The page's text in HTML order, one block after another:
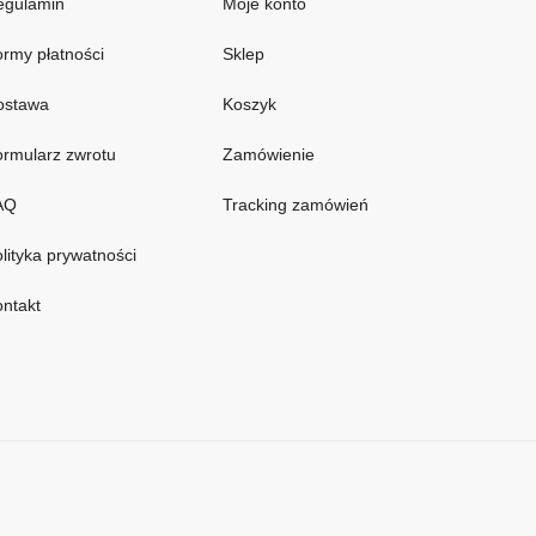
płatności
zwrotu
prywatności
Sklep
Koszyk
Zamówienie
Tracking zamówień